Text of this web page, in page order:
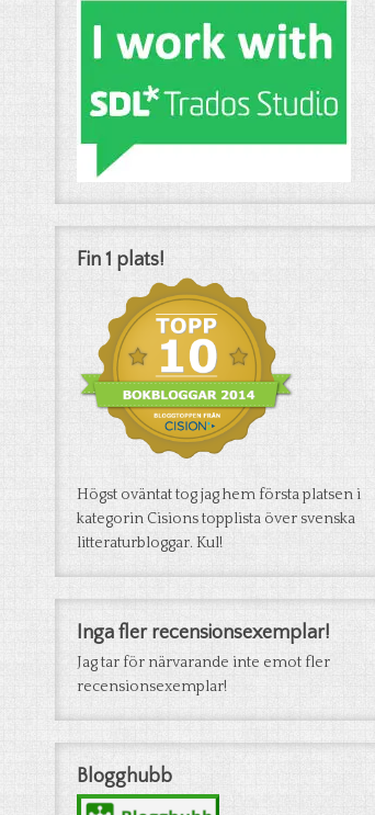
Fin 1 plats!
Högst oväntat tog jag hem första platsen i
kategorin Cisions topplista över svenska
litteraturbloggar. Kul!
Inga fler recensionsexemplar!
Jag tar för närvarande inte emot fler
recensionsexemplar!
Blogghubb